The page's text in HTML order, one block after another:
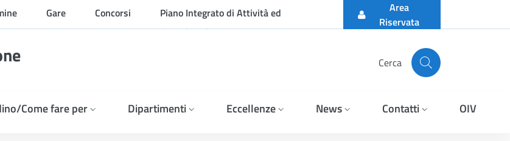
Gare Concorsi
Piano Integrato di Attività ed
Organizzazione
Area
Riservata
Cerca
Come fare per Dipartimenti Eccellenze News Contatti OIV